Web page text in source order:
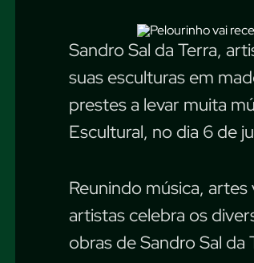
Sandro Sal da Terra,
suas esculturas em
prestes a levar muita
Escultural, no dia 6 de
Reunindo música,
artistas celebra os
obras de Sandro Sal